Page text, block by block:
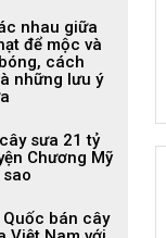
nhau giữa
để mộc và
cách
những lưu ý
sưa 21 tỷ
Chương Mỹ
bán cây